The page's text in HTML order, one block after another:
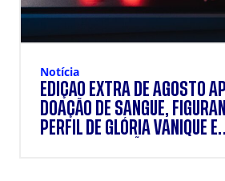
Notícia
EDIÇÃO EXTRA DE AGOSTO
DOAÇÃO DE SANGUE,
PERFIL DE GLÓRIA VANIQUE E